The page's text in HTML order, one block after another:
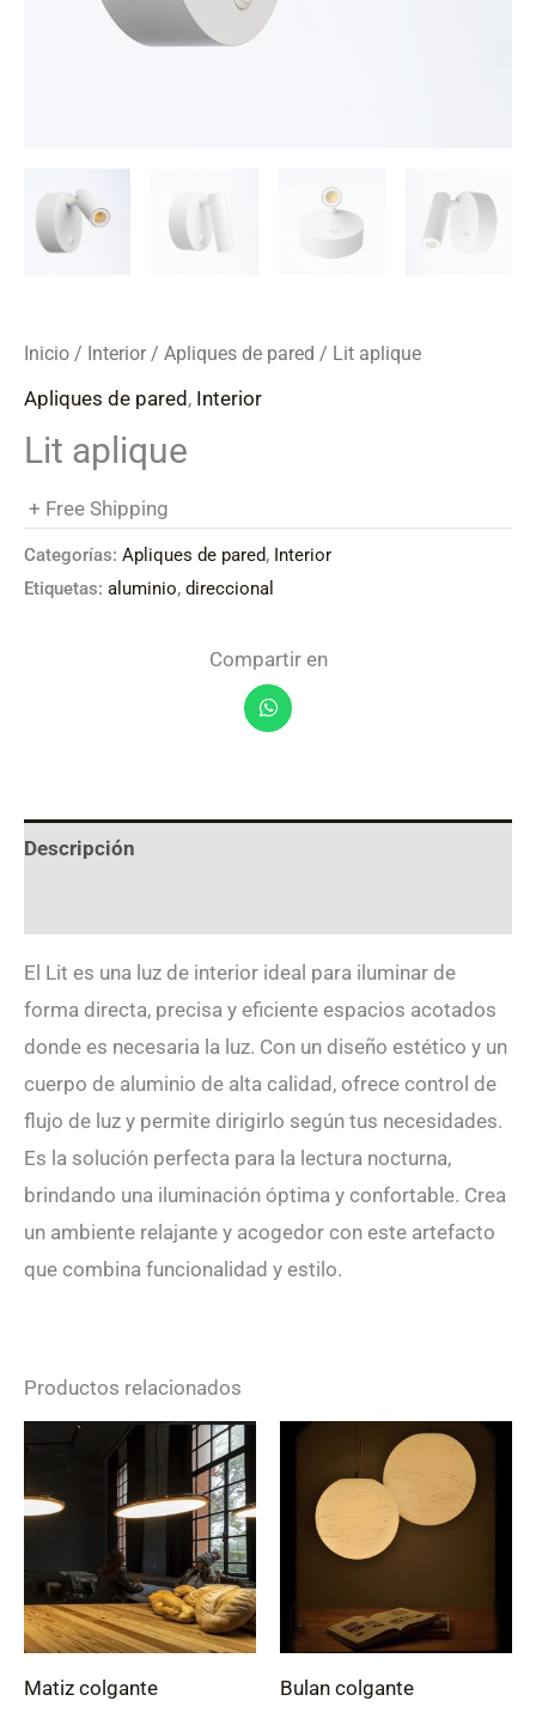
Inicio / Interior / Apliques de pared / Lit aplique
Apliques de pared , Interior
Lit aplique
+ Free Shipping
Categorías: Apliques de pared, Interior
Etiquetas: aluminio, direccional
Compartir en
Descripción
El Lit es una luz de interior ideal para iluminar de
forma directa, precisa y eficiente espacios acotados
donde es necesaria la luz. Con un diseño estético y un
cuerpo de aluminio de alta calidad, ofrece control de
flujo de luz y permite dirigirlo según tus necesidades.
Es la solución perfecta para la lectura nocturna,
brindando una iluminación óptima y confortable. Crea
un ambiente relajante y acogedor con este artefacto
que combina funcionalidad y estilo.
Productos relacionados
Matiz colgante Bulan colgante